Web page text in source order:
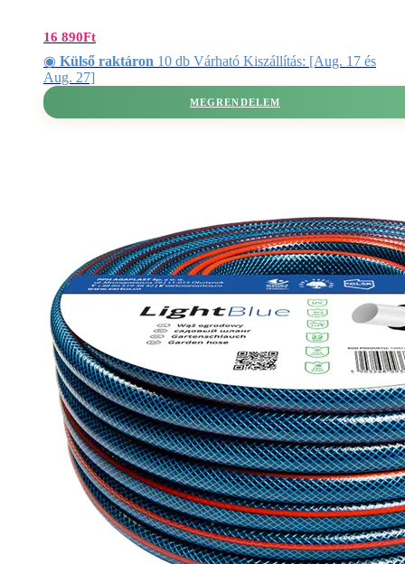
16 890Ft
◉ Külső raktáron 10 db Várható Kiszállítás: [Aug. 17 és
Aug. 27]
MEGRENDELEM